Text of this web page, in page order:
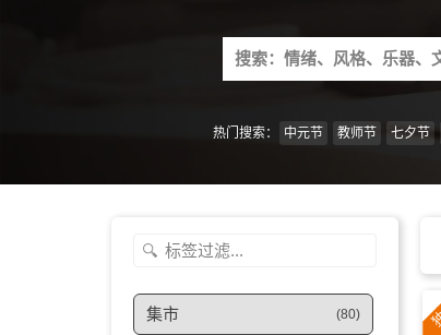
Search
for:
热门搜索： 中元节 教师节 七夕节
集市 (80)